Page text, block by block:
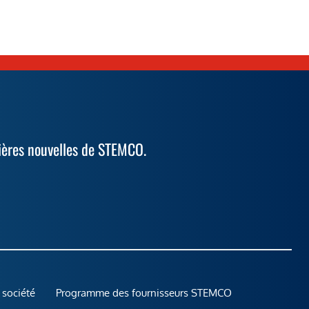
nouvelles de STEMCO.
Programme des fournisseurs STEMCO